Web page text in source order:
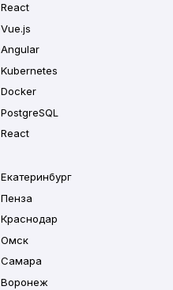
React
Vue.js
Angular
Kubernetes
Docker
PostgreSQL
React
Екатеринбург
Пенза
Краснодар
Омск
Самара
Воронеж